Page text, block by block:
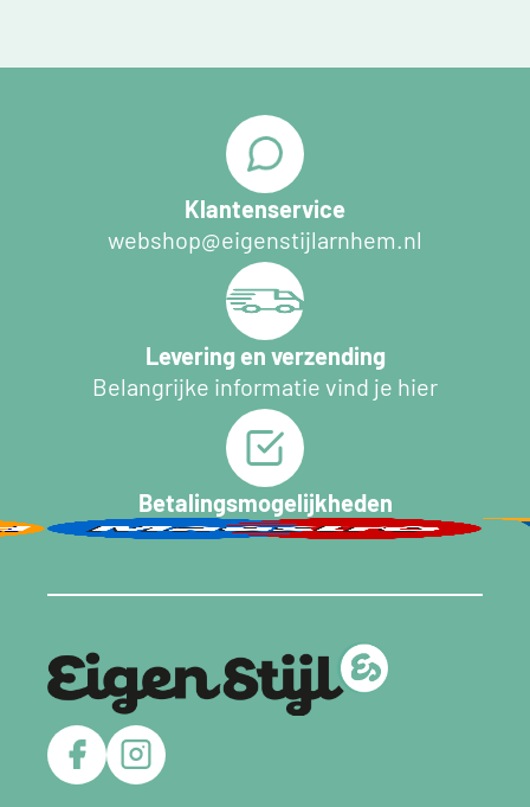
Klantenservice
webshop@eigenstijlarnhem.nl
Levering en verzending
Belangrijke informatie vind je hier
Betalingsmogelijkheden